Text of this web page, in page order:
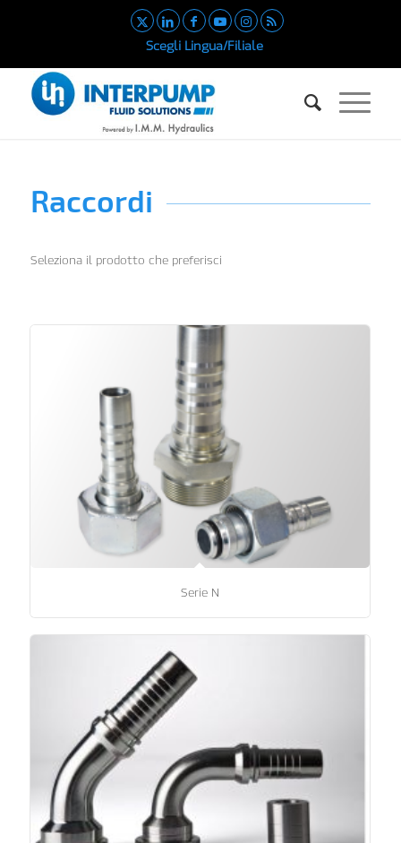
Scegli Lingua/Filiale
Raccordi
Seleziona il prodotto che preferisci
Serie N